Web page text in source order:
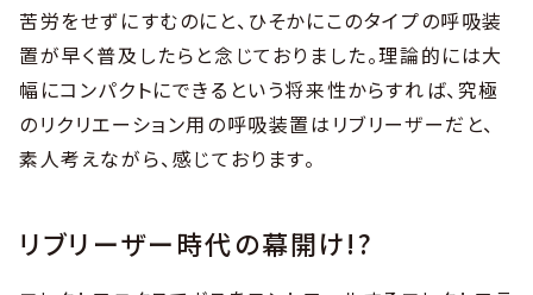
苦労をせずにすむのにと、ひそかにこのタイプの呼吸装
置が早く普及したらと念じておりました。理論的には大
幅にコンパクトにできるという将来性からすれば、究極
のリクリエーション用の呼吸装置はリブリーザーだと、
素人考えながら、感じております。
リブリーザー時代の幕開け!?